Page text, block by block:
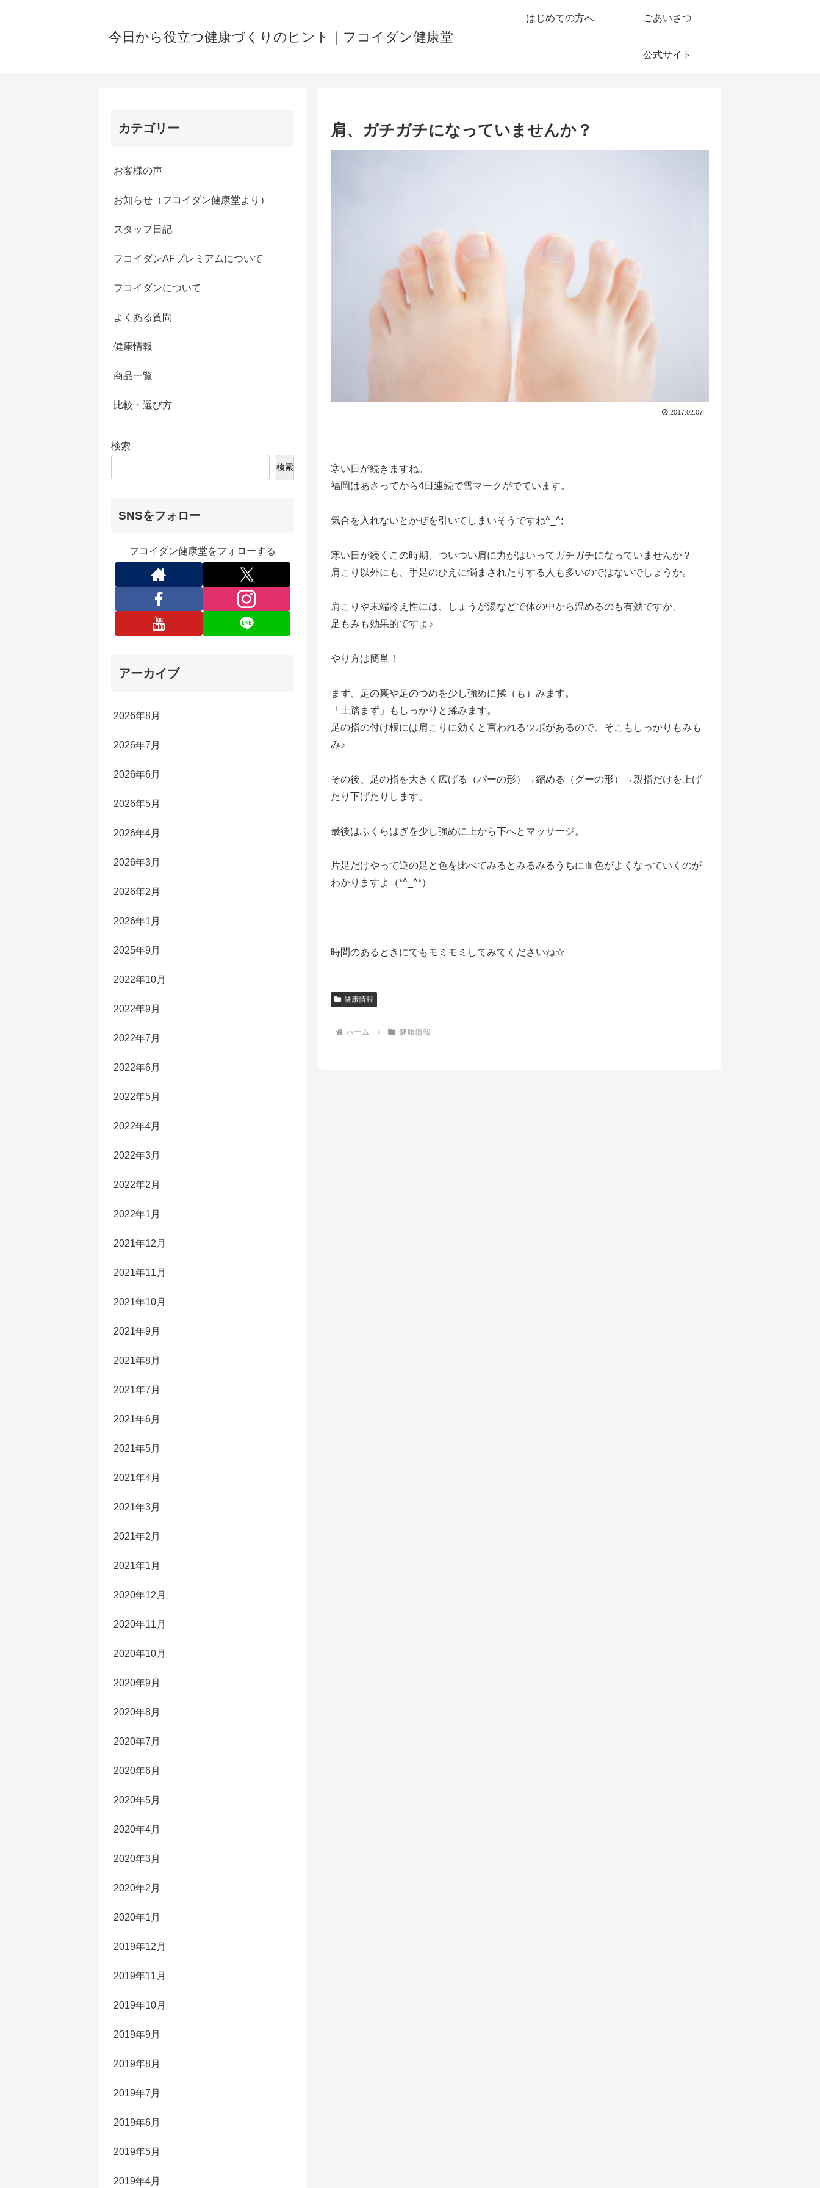
今日から役立つ健康づくりのヒント｜フコイダン健康堂
はじめての方へ ごあいさつ
公式サイト
肩、ガチガチになっていませんか？
2017.02.07
寒い日が続きますね。
福岡はあさってから4日連続で雪マークがでています。
気合を入れないとかぜを引いてしまいそうですね^_^;
寒い日が続くこの時期、ついつい肩に力がはいってガチガチになっていませんか？
肩こり以外にも、手足のひえに悩まされたりする人も多いのではないでしょうか。
肩こりや末端冷え性には、しょうが湯などで体の中から温めるのも有効ですが、
足もみも効果的ですよ♪
やり方は簡単！
まず、足の裏や足のつめを少し強めに揉（も）みます。
「土踏まず」もしっかりと揉みます。
足の指の付け根には肩こりに効くと言われるツボがあるので、そこもしっかりもみも
み♪
その後、足の指を大きく広げる（パーの形）→縮める（グーの形）→親指だけを上げ
たり下げたりします。
最後はふくらはぎを少し強めに上から下へとマッサージ。
片足だけやって逆の足と色を比べてみるとみるみるうちに血色がよくなっていくのが
わかりますよ（*^_^*）
時間のあるときにでもモミモミしてみてくださいね☆
健康情報
ホーム 健康情報
カテゴリー
お客様の声
お知らせ（フコイダン健康堂より）
スタッフ日記
フコイダンAFプレミアムについて
フコイダンについて
よくある質問
健康情報
商品一覧
比較・選び方
検索
検索
SNSをフォロー
フコイダン健康堂をフォローする
アーカイブ
2026年8月
2026年7月
2026年6月
2026年5月
2026年4月
2026年3月
2026年2月
2026年1月
2025年9月
2022年10月
2022年9月
2022年7月
2022年6月
2022年5月
2022年4月
2022年3月
2022年2月
2022年1月
2021年12月
2021年11月
2021年10月
2021年9月
2021年8月
2021年7月
2021年6月
2021年5月
2021年4月
2021年3月
2021年2月
2021年1月
2020年12月
2020年11月
2020年10月
2020年9月
2020年8月
2020年7月
2020年6月
2020年5月
2020年4月
2020年3月
2020年2月
2020年1月
2019年12月
2019年11月
2019年10月
2019年9月
2019年8月
2019年7月
2019年6月
2019年5月
2019年4月